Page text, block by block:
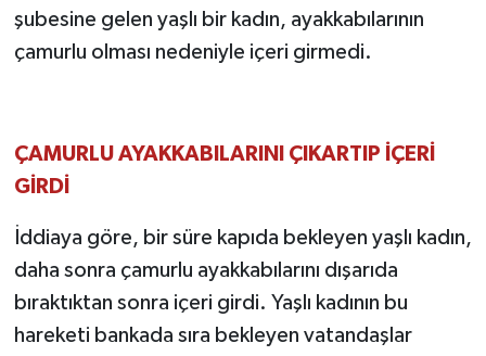
şubesine gelen yaşlı bir kadın, ayakkabılarının
çamurlu olması nedeniyle içeri girmedi.
ÇAMURLU AYAKKABILARINI ÇIKARTIP İÇERİ
GİRDİ
İddiaya göre, bir süre kapıda bekleyen yaşlı kadın,
daha sonra çamurlu ayakkabılarını dışarıda
bıraktıktan sonra içeri girdi. Yaşlı kadının bu
hareketi bankada sıra bekleyen vatandaşlar